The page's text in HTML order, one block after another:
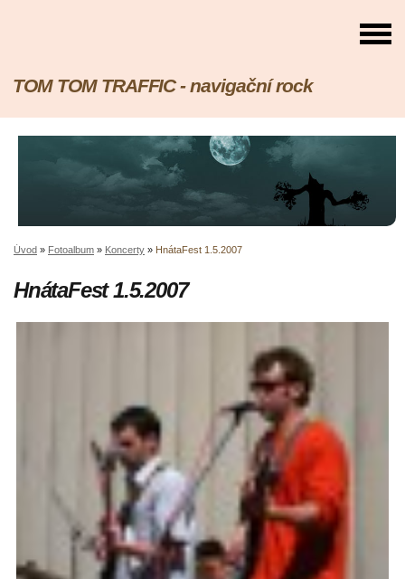
TOM TOM TRAFFIC - navigační rock
Úvod » Fotoalbum » Koncerty » HnátaFest 1.5.2007
HnátaFest 1.5.2007